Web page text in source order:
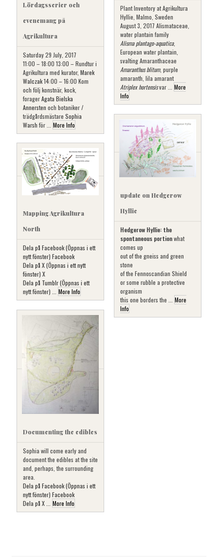
Plant Inventory at Agrikultura
Hyllie, Malmo, Sweden
August 3, 2017 Alismataceae,
water plantain family
Alisma plantago-aquatica,
European water plantain,
svalting Amaranthaceae
Amaranthus blitum, purple
amaranth, lila amarant
Atriplex hortensisvar ... More
Info
Lördagsserier och
evenemang på
Agrikultura
Saturday 29 July, 2017
11:00 – 18:00 13:00 – Rundtur i
Agrikultura med kurator, Marek
Walczak14:00 – 16:00 Kom
och följ konstnär, kock,
foragerAgata Bielska
Annersten och botaniker /
trädgårdsmästare Sophia
Warsh för ... More Info
update on Hedgerow
Hyllie
Hedgerow Hyllie: the
spontaneous portionwhat
comes up
out of the gneiss and green
stone
of the Fennoscandian Shield
or some rubble a protective
organism
this one borders the ... More
Info
Mapping Agrikultura
North
Dela på Facebook (Öppnas i ett
nytt fönster) Facebook
Dela på X (Öppnas i ett nytt
fönster) X
Dela på Tumblr (Öppnas i ett
nytt fönster) ... More Info
Documenting the edibles
Sophia will come early and
document the edibles at the site
and, perhaps, the surrounding
area.
Dela på Facebook (Öppnas i ett
nytt fönster) Facebook
Dela på X ... More Info